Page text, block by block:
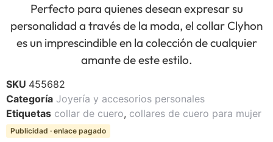
Perfecto para quienes desean expresar su
personalidad a través de la moda, el collar Clyhon
es un imprescindible en la colección de cualquier
amante de este estilo.
SKU 455682
Categoría Joyería y accesorios personales
Etiquetas collar de cuero, collares de cuero para mujer
Publicidad · enlace pagado